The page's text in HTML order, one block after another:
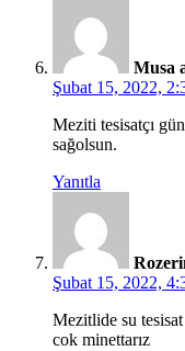
Musa
Şubat 15, 2022,
Meziti tesisatçı
sağolsun.
Yanıtla
Şubat 15, 2022,
Mezitlide su tesisat
cok minettarız